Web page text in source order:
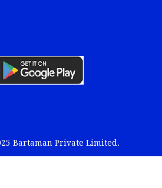
Bartaman Private Limited.